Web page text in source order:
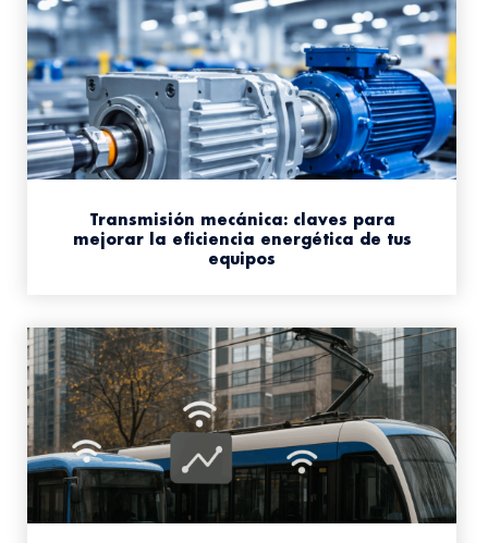
Transmisión mecánica: claves para
mejorar la eficiencia energética de tus
equipos